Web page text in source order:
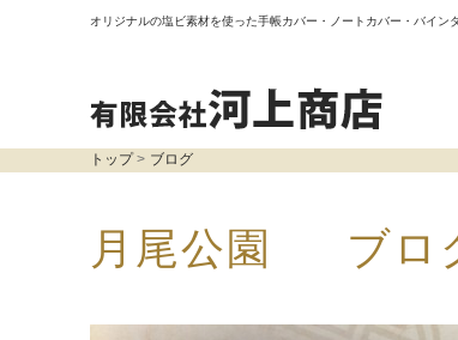
オリジナルの塩ビ素材を使った手帳カバー・ノートカバー・バイン
トップ ブログ
月尾公園 ブロ